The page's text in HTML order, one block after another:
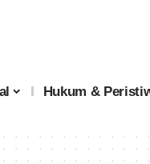
Hukum &